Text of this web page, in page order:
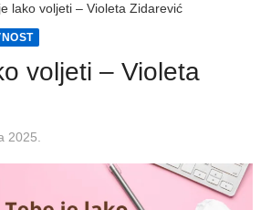
lako voljeti – Violeta Zidarević
voljeti – Violeta
2025.